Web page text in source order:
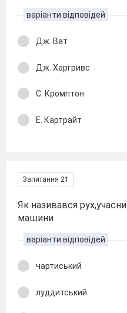
варіанти відповідей
Дж. Ват
Дж. Харгривс
С. Кромптон
Е. Картрайт
Запитання 21
Як називався
машини
варіанти відповідей
чартиський
луддитський